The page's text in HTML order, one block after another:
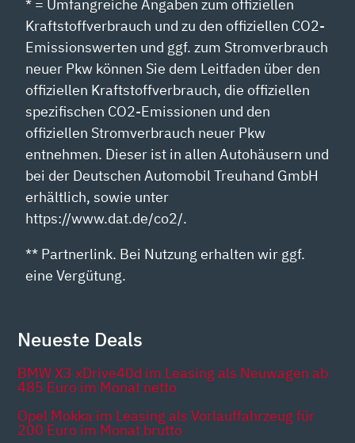
* = Umfangreiche Angaben zum offiziellen
Kraftstoffverbrauch und zu den offiziellen CO2-
Emissionswerten und ggf. zum Stromverbrauch
neuer Pkw können Sie dem Leitfaden über den
offiziellen Kraftstoffverbrauch, die offiziellen
spezifischen CO2-Emissionen und den
offiziellen Stromverbrauch neuer Pkw
entnehmen. Dieser ist in allen Autohäusern und
bei der Deutschen Automobil Treuhand GmbH
erhältlich, sowie unter
https://www.dat.de/co2/.
** Partnerlink. Bei Nutzung erhalten wir ggf.
eine Vergütung.
Neueste Deals
BMW X3 xDrive40d im Leasing als Neuwagen ab
485 Euro im Monat netto
Opel Mokka im Leasing als Vorlauffahrzeug für
200 Euro im Monat brutto